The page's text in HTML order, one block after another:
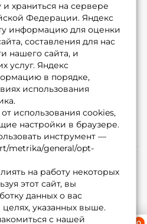
и храниться на сервере
Федерации. Яндекс
информацию для оценки
составления для нас
нашего сайта, и
услуг. Яндекс
в порядке,
использования
использования cookies,
настройки в браузере.
инструмент —
metrika/general/opt-
на работу некоторых
этот сайт, вы
данных о вас
указанных выше.
с нашей
2009-2026
bonus
Гуру
программа